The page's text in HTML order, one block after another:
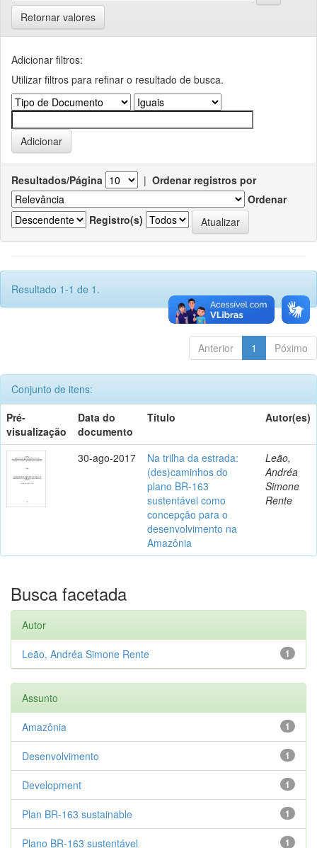
Retornar valores
Adicionar filtros:
Utilizar filtros para refinar o resultado de busca.
Resultados/Página | Ordenar registros por
Ordenar
Registro(s)
Resultado 1-1 de 1.
Anterior 1 Póximo
Conjunto de itens:
Pré-
visualização
Data do
documento
Título Autor(es)
30-ago-2017
Na trilha da estrada:
(des)caminhos do
plano BR-163
sustentável como
concepção para o
desenvolvimento na
Amazônia
Leão,
Andréa
Simone
Rente
Busca facetada
Autor
1
Leão, Andréa Simone Rente
Assunto
1
Amazônia
1
Desenvolvimento
1
Development
1
Plan BR-163 sustainable
1
Plano BR-163 sustentável